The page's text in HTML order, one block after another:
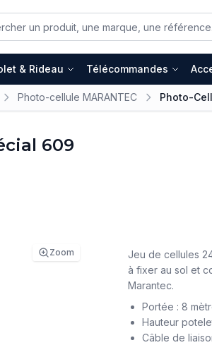
& Rideau Télécommandes
Photo-cellule MARANTEC Photo-
609
Zoom
Jeu de cellules
à fixer au sol et
Marantec.
Portée : 8
Hauteur
Câble de